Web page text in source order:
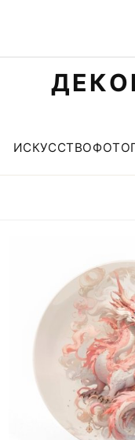
ИСКУССТВО